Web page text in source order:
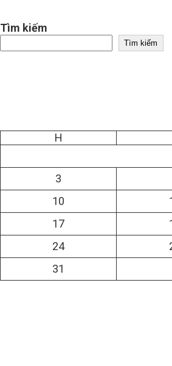
Tìm kiếm
Tìm kiếm
H
3
10
17
24
31